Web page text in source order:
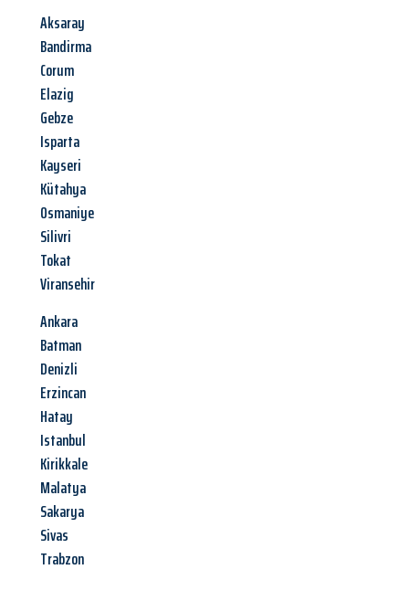
Aksaray
Bandirma
Corum
Elazig
Gebze
Isparta
Kayseri
Kütahya
Osmaniye
Silivri
Tokat
Viransehir
Ankara
Batman
Denizli
Erzincan
Hatay
Istanbul
Kirikkale
Malatya
Sakarya
Sivas
Trabzon